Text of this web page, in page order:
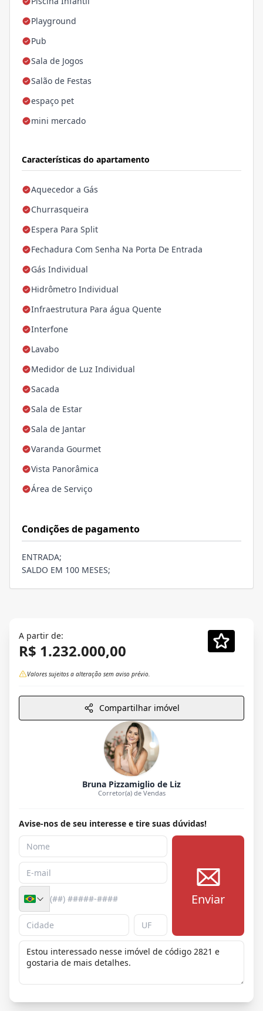
Playground
Pub
Sala de Jogos
Salão de Festas
espaço pet
mini mercado
Características do apartamento
Aquecedor a Gás
Churrasqueira
Espera Para Split
Fechadura Com Senha Na Porta De Entrada
Gás Individual
Hidrômetro Individual
Infraestrutura Para água Quente
Interfone
Lavabo
Medidor de Luz Individual
Sacada
Sala de Estar
Sala de Jantar
Varanda Gourmet
Vista Panorâmica
Área de Serviço
Condições de pagamento
ENTRADA;
SALDO EM 100 MESES;
A partir de:
R$ 1.232.000,00
Valores sujeitos a alteração sem aviso prévio.
Compartilhar imóvel
Bruna Pizzamiglio de Liz
Corretor(a) de Vendas
Avise-nos de seu interesse e tire suas dúvidas!
Enviar